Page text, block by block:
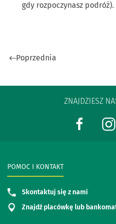
gdy rozpoczynasz podróż).
Poprzednia
ZNAJDZIESZ
POMOC I KONTAKT
Skontaktuj się z nami
Znajdź placówkę lub